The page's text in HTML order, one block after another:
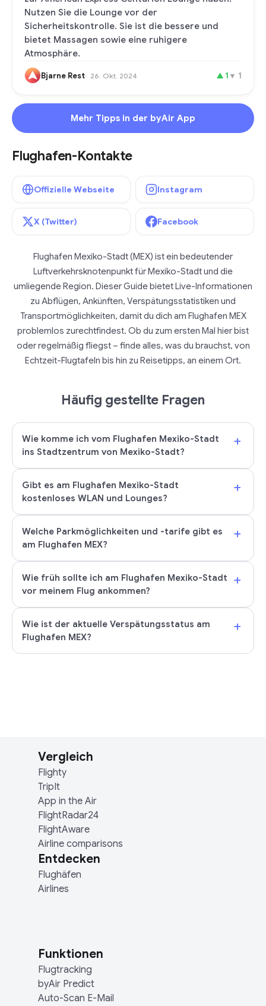
Nutzen Sie die Lounge vor der
Sicherheitskontrolle. Sie ist die bessere und
bietet Massagen sowie eine ruhigere
Atmosphäre.
Bjarne Rest 26. Okt. 2024 ▲ 1 ▼ 1
Mehr Tipps in der byAir App
Flughafen-Kontakte
Offizielle Webseite Instagram
X (Twitter) Facebook
Flughafen Mexiko-Stadt (MEX) ist ein bedeutender
Luftverkehrsknotenpunkt für Mexiko-Stadt und die
umliegende Region. Dieser Guide bietet Live-Informationen
zu Abflügen, Ankünften, Verspätungsstatistiken und
Transportmöglichkeiten, damit du dich am Flughafen MEX
problemlos zurechtfindest. Ob du zum ersten Mal hier bist
oder regelmäßig fliegst – finde alles, was du brauchst, von
Echtzeit-Flugtafeln bis hin zu Reisetipps, an einem Ort.
Häufig gestellte Fragen
Wie komme ich vom Flughafen Mexiko-Stadt
ins Stadtzentrum von Mexiko-Stadt?
+
Gibt es am Flughafen Mexiko-Stadt
kostenloses WLAN und Lounges?
+
Welche Parkmöglichkeiten und -tarife gibt es
am Flughafen MEX?
+
Wie früh sollte ich am Flughafen Mexiko-Stadt
vor meinem Flug ankommen?
+
Wie ist der aktuelle Verspätungsstatus am
Flughafen MEX?
+
Vergleich
Flighty
TripIt
App in the Air
FlightRadar24
FlightAware
Airline comparisons
Entdecken
Flughäfen
Airlines
Funktionen
Flugtracking
byAir Predict
Auto-Scan E-Mail